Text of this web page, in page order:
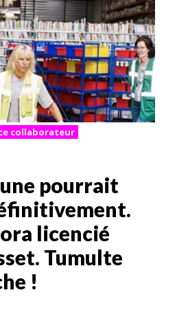
collaborateur
pourrait
licencié
Tumulte
!